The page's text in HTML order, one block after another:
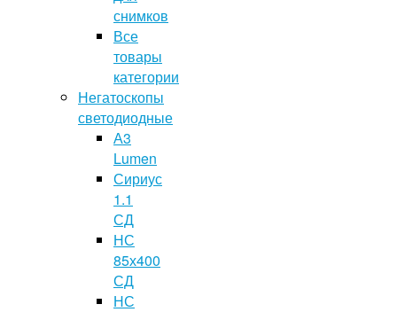
снимков
Все
товары
категории
Негатоскопы
светодиодные
А3
Lumen
Сириус
1.1
СД
НС
85х400
СД
НС